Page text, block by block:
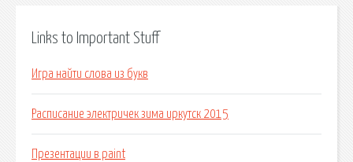
Links to Important Stuff
Игра найти слова из букв
Расписание электричек зима иркутск 2015
Презентации в paint